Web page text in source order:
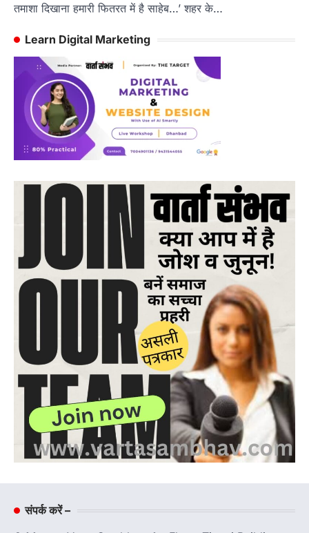
तमाशा दिखाना हमारी फितरत में है साहेब…’ शहर के…
Learn Digital Marketing
संपर्क करें –